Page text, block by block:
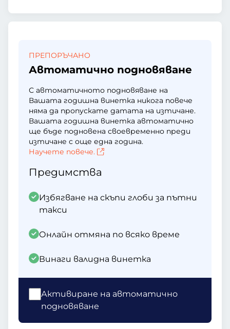
ПРЕПОРЪЧАНО
Автоматично подновяване
С автоматичното подновяване на
Вашата годишна винетка никога повече
няма да пропускате датата на изтичане.
Вашата годишна винетка автоматично
ще бъде подновена своевременно преди
изтичане с още една година.
Научете повече.
Предимства
Избягване на скъпи глоби за пътни
такси
Онлайн отмяна по всяко време
Винаги валидна винетка
Активиране на автоматично
подновяване